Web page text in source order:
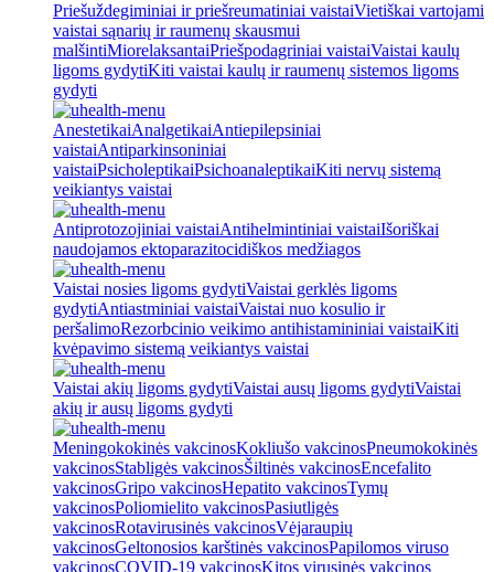
Priešuždegiminiai ir priešreumatiniai vaistaiVietiškai vartojami
vaistai sąnarių ir raumenų skausmui
malšintiMiorelaksantaiPriešpodagriniai vaistaiVaistai kaulų
ligoms gydytiKiti vaistai kaulų ir raumenų sistemos ligoms
gydyti
AnestetikaiAnalgetikaiAntiepilepsiniai
vaistaiAntiparkinsoniniai
vaistaiPsicholeptikaiPsichoanaleptikaiKiti nervų sistemą
veikiantys vaistai
Antiprotozojiniai vaistaiAntihelmintiniai vaistaiIšoriškai
naudojamos ektoparazitocidiškos medžiagos
Vaistai nosies ligoms gydytiVaistai gerklės ligoms
gydytiAntiastminiai vaistaiVaistai nuo kosulio ir
peršalimoRezorbcinio veikimo antihistamininiai vaistaiKiti
kvėpavimo sistemą veikiantys vaistai
Vaistai akių ligoms gydytiVaistai ausų ligoms gydytiVaistai
akių ir ausų ligoms gydyti
Meningokokinės vakcinosKokliušo vakcinosPneumokokinės
vakcinosStabligės vakcinosŠiltinės vakcinosEncefalito
vakcinosGripo vakcinosHepatito vakcinosTymų
vakcinosPoliomielito vakcinosPasiutligės
vakcinosRotavirusinės vakcinosVėjaraupių
vakcinosGeltonosios karštinės vakcinosPapilomos viruso
vakcinosCOVID-19 vakcinosKitos virusinės vakcinos